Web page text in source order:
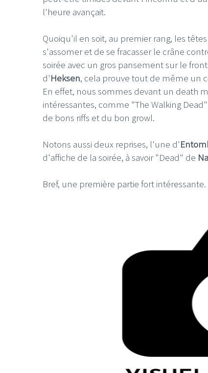
l'heure avançait.
Quoiqu'il en soit, au premier rang, les
s'assomer et de se fracasser le crâne
soirée avec un gros pansement sur le
d'Heksen, cela prouve tout de même un
En effet, nous sommes devant un death
intéressantes, comme "The Walking
de bons riffs et du bon growl.
Notons aussi deux reprises, l'une d'
d'affiche de la soirée, à savoir "Dead" de
Bref, une première partie fort intéressante.
LE GROS
LE